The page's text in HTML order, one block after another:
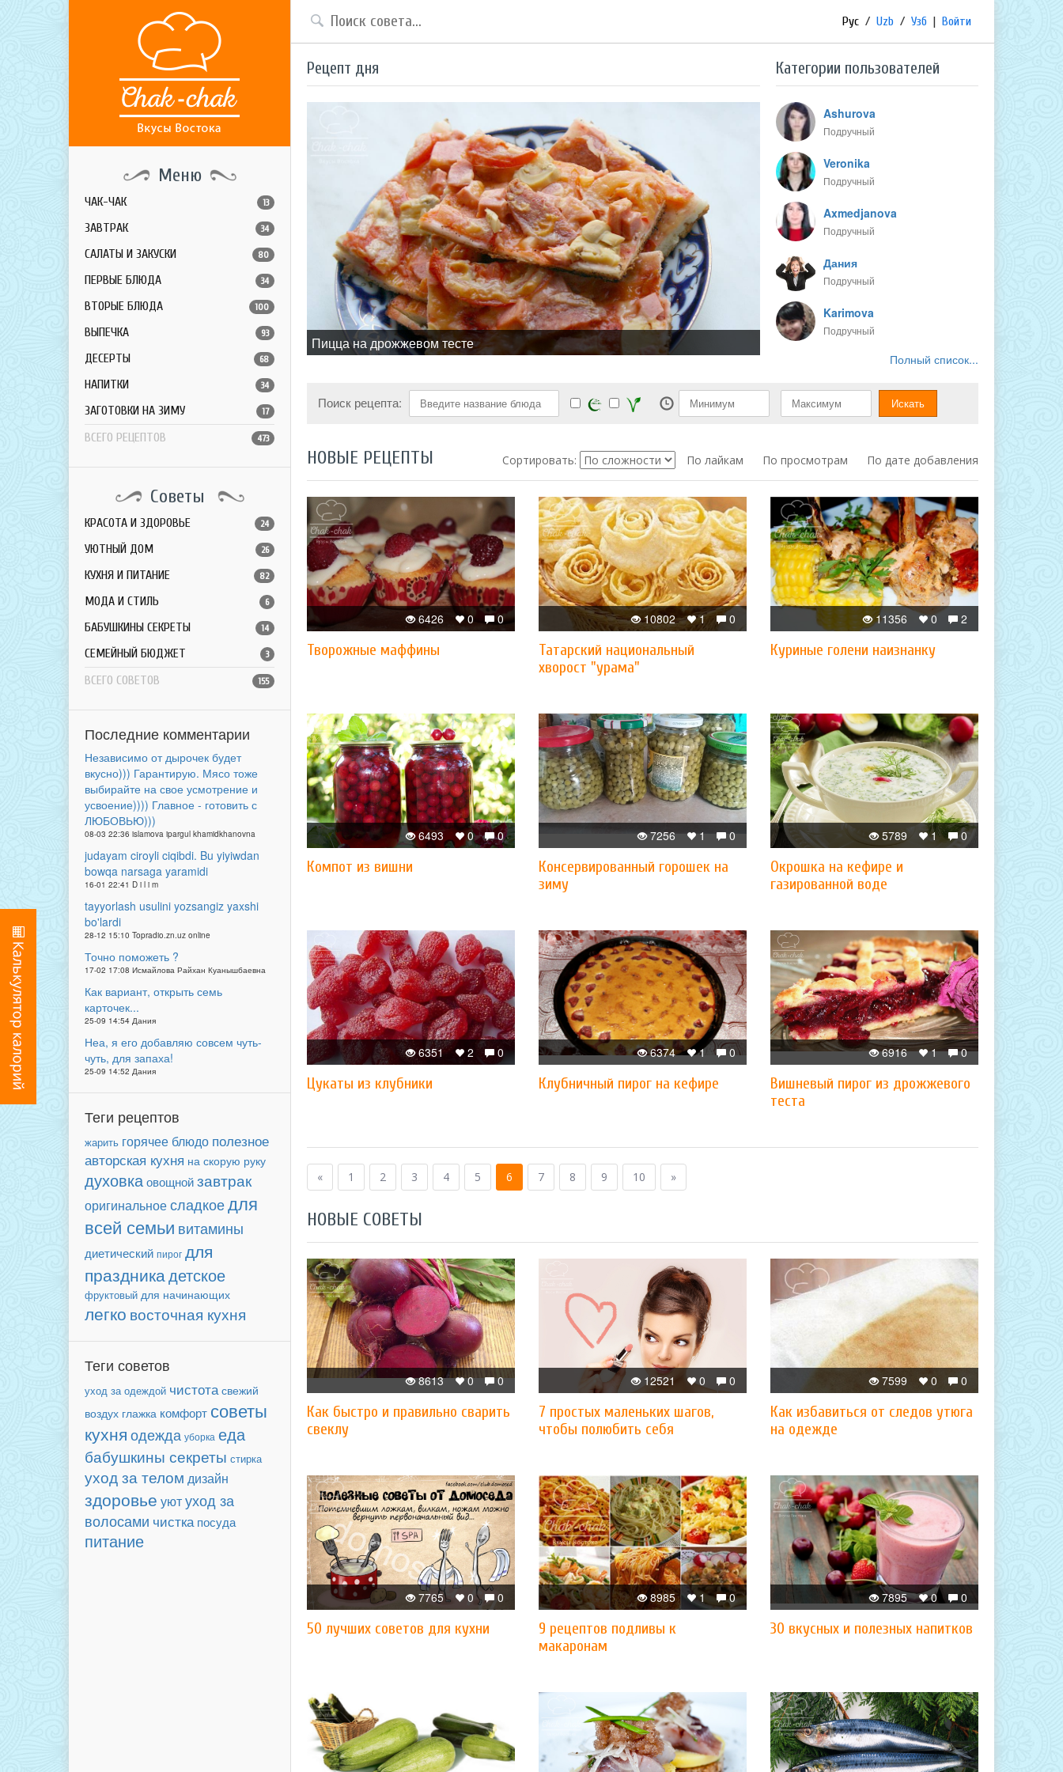
Меню
ЧАК-ЧАК 13
ЗАВТРАК 34
САЛАТЫ И ЗАКУСКИ 80
ПЕРВЫЕ БЛЮДА 34
ВТОРЫЕ БЛЮДА 100
ВЫПЕЧКА 93
ДЕСЕРТЫ 68
НАПИТКИ 34
ЗАГОТОВКИ НА ЗИМУ 17
ВСЕГО РЕЦЕПТОВ 473
Советы
КРАСОТА И ЗДОРОВЬЕ 24
УЮТНЫЙ ДОМ 26
КУХНЯ И ПИТАНИЕ 82
МОДА И СТИЛЬ 6
БАБУШКИНЫ СЕКРЕТЫ 14
СЕМЕЙНЫЙ БЮДЖЕТ 3
ВСЕГО СОВЕТОВ 155
Последние комментарии
Независимо от дырочек будет
вкусно))) Гарантирую. Мясо тоже
выбирайте на свое усмотрение и
усвоение)))) Главное - готовить с
ЛЮБОВЬЮ)))
08-03 22:36 islamova ipargul khamidkhanovna
judayam ciroyli ciqibdi. Bu yiyiwdan
bowqa narsaga yaramidi
16-01 22:41 D i l i m
tayyorlash usulini yozsangiz yaxshi
bo'lardi
28-12 15:10 Topradio.zn.uz online
Точно поможеть ?
17-02 17:08 Исмайлова Райхан Куанышбаевна
Как вариант, открыть семь
карточек...
25-09 14:54 Дания
Неа, я его добавляю совсем чуть-
чуть, для запаха!
25-09 14:52 Дания
Теги рецептов
жарить горячее блюдо полезное
авторская кухня на скорую руку
духовкаовощнойзавтрак
оригинальноесладкоедля
всей семьи витамины
диетический пирог для
праздникадетское
фруктовый для начинающих
легко восточная кухня
Теги советов
уход за одеждой чистота свежий
воздух глажка комфорт советы
кухня одежда уборка еда
бабушкины секреты стирка
уход за телом дизайн
здоровье уютуход за
волосами чистка посуда
питание
Рус / Uzb / Узб | Войти
Рецепт дня
Пицца на дрожжевом тесте
Категории пользователей
Ashurova
Подручный
Veronika
Подручный
Axmedjanova
Подручный
Дания
Подручный
Karimova
Подручный
Полный список...
Поиск рецепта:
НОВЫЕ РЕЦЕПТЫ Сортировать: По лайкам По просмотрам По дате добавления
0
0
6426
Творожные маффины
0
1
10802
Татарский национальный
хворост "урама"
2
0
11356
Куриные голени наизнанку
0
0
6493
Компот из вишни
0
1
7256
Консервированный горошек на
зиму
0
1
5789
Окрошка на кефире и
газированной воде
0
2
6351
Цукаты из клубники
0
1
6374
Клубничный пирог на кефире
0
1
6916
Вишневый пирог из дрожжевого
теста
« 1 2 3 4 5 6 7 8 9 10 »
НОВЫЕ СОВЕТЫ
0
0
8613
Как быстро и правильно сварить
свеклу
0
0
12521
7 простых маленьких шагов,
чтобы полюбить себя
0
0
7599
Как избавиться от следов утюга
на одежде
0
0
7765
50 лучших советов для кухни
0
1
8985
​9 рецептов подливы к
макаронам
0
0
7895
30 вкусных и полезных напитков